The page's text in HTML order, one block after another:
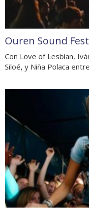
Ouren Sound
Con Love of Lesbian,
Siloé, y Niña Polaca